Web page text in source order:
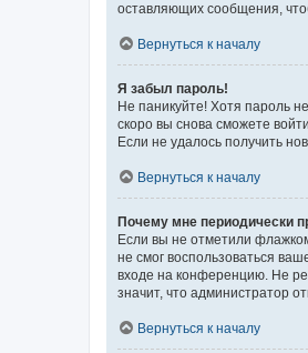
оставляющих сообщения,
Вернуться к началу
Я забыл пароль!
Не паникуйте! Хотя пароль
скоро вы снова сможете
Если не удалось получить
Вернуться к началу
Почему мне периодически
Если вы не отметили
не смог воспользоваться
входе на конференцию. Не
значит, что администратор
Вернуться к началу